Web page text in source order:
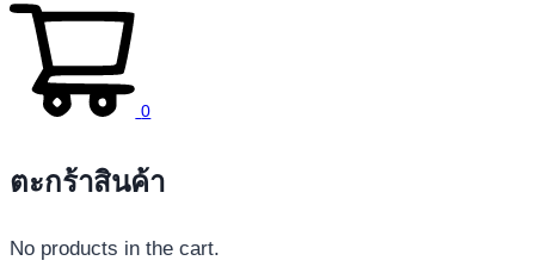
0
ตะกร้าสินค้า
No products in the cart.